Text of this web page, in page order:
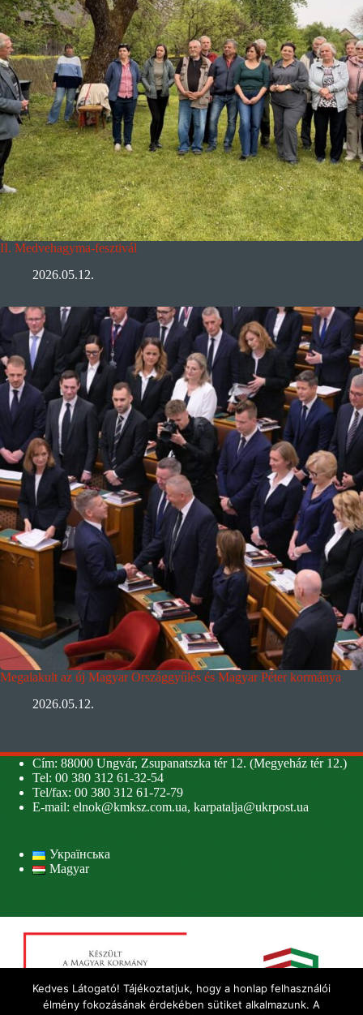
II. Medvehagyma-fesztivál
2026.05.12.
Megalakult az új Magyar Országgyűlés és Magyar Péter kormánya
2026.05.12.
Cím: 88000 Ungvár, Zsupanatszka tér 12. (Megyeház tér 12.)
Tel: 00 380 312 61-32-54
Tel/fax: 00 380 312 61-72-79
E-mail: elnok@kmksz.com.ua, karpatalja@ukrpost.ua
Українська
Magyar
Kedves Látogató! Tájékoztatjuk, hogy a honlap felhasználói
élmény fokozásának érdekében sütiket alkalmazunk. A